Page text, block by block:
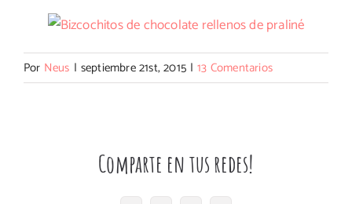
Por Neus | septiembre 21st, 2015 | 13 Comentarios
Comparte en tus redes!